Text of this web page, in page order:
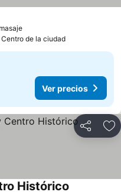
de la ciudad
Ver precios
Compartir
Histórico